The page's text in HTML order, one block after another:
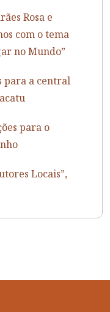
Rosa e
com o tema
no Mundo”
para a central
para o
Locais”,